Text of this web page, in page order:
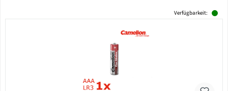
Verfügbarkeit: